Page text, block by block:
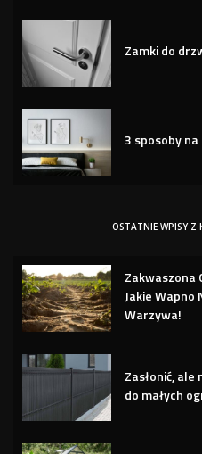
Zamki do
3 sposoby
OSTATNIE WPISY Z
Zakwaszona
Jakie Wapno
Warzywa!
Zasłonić,
do małych